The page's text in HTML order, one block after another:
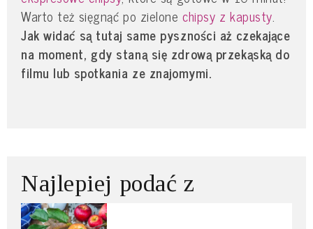
Warto też sięgnąć po zielonechipsy z kapusty.
Jak widać są tutaj same pyszności aż czekające
na moment, gdy staną się zdrową przekąską do
filmu lub spotkania ze znajomymi.
Najlepiej podać z